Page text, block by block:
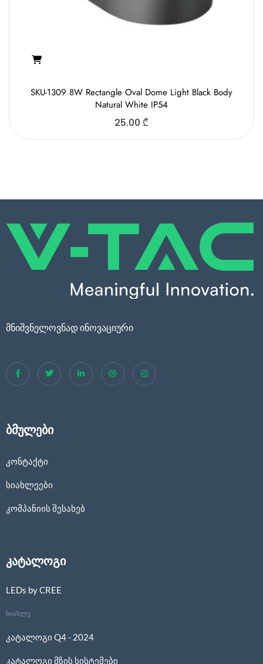
SKU-1309 8W Rectangle Oval Dome Light Black Body
Natural White IP54
25.00 ₾
მნიშვნელოვნად ინოვაციური
ბმულები
კონტაქტი
სიახლეები
კომპანიის შესახებ
კატალოგი
LEDs by CREE
სიახლე
კატალოგი Q4 - 2024
კატალოგი მზის სისტემები